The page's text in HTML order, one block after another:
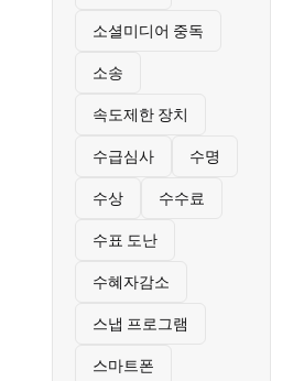
소셜미디어 중독
소송
속도제한 장치
수급심사 수명
수상 수수료
수표 도난
수혜자감소
스냅 프로그램
스마트폰